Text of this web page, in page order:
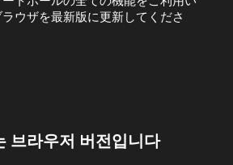
ウザを最新版に更新してくださ
브라우저 버전입니다